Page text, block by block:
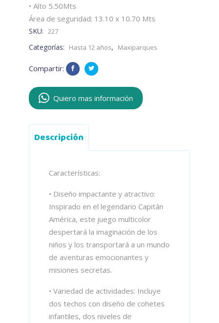
• Alto 5.50Mts
Área de seguridad: 13.10 x 10.70 Mts
SKU: 227
Categorías: Hasta 12 años, Maxiparques
Compartir:
Quiero mas información
Descripción
Características:
• Diseño impactante y atractivo:
Inspirado en el legendario Capitán
América, este juego multicolor
despertará la imaginación de los
niños y los transportará a un mundo
de aventuras emocionantes y
misiones secretas.
• Variedad de actividades: Incluye
dos techos con diseño de cohetes
infantiles, dos niveles de